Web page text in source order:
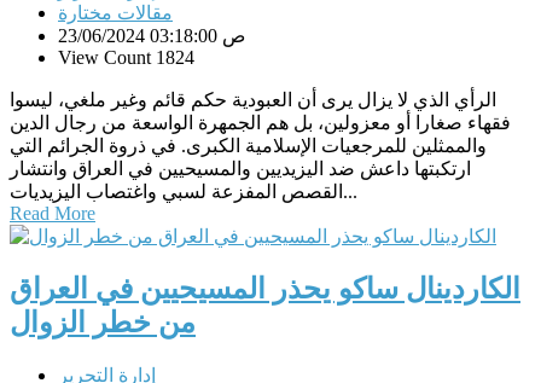
مقالات مختارة
23/06/2024 03:18:00 ص
View Count 1824
الرأي الذي لا يزال يرى أن العبودية حكم قائم وغير ملغي، ليسوا
فقهاء صغارا أو معزولين، بل هم الجمهرة الواسعة من رجال الدين
والممثلين للمرجعيات الإسلامية الكبرى. في ذروة الجرائم التي
ارتكبتها داعش ضد اليزيديين والمسيحيين في العراق وانتشار
القصص المفزعة لسبي واغتصاب اليزيديات...
Read More
الكاردينال ساكو يحذر المسيحيين في العراق
من خطر الزوال
إدارة التحرير